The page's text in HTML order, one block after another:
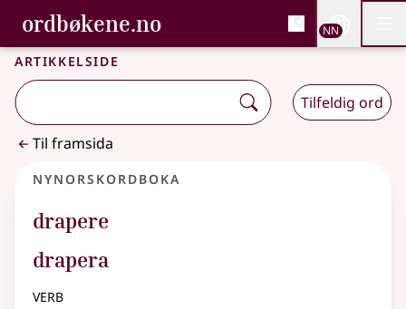
Gå til hovudinnhald
Tilgjenge
ordbøkene.no, Bokmålsordboka og
Bokmålsordboka og Nynorskordboka
NN
Artikkelside
Tilfeldig ord
Til framsida
Nynorskordboka
drapere
drapera
verb